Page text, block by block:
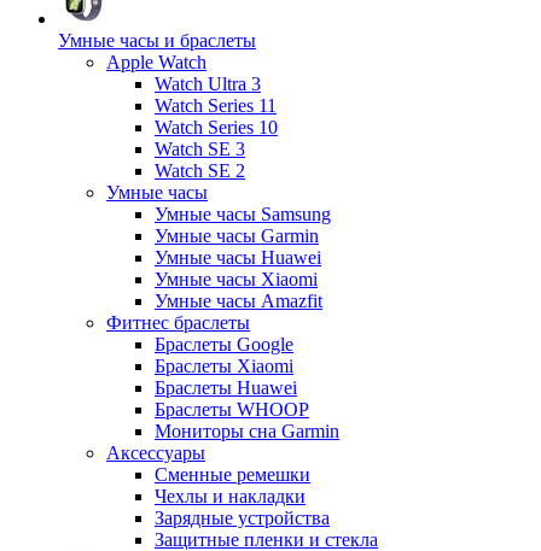
Умные часы и браслеты
Apple Watch
Watch Ultra 3
Watch Series 11
Watch Series 10
Watch SE 3
Watch SE 2
Умные часы
Умные часы Samsung
Умные часы Garmin
Умные часы Huawei
Умные часы Xiaomi
Умные часы Amazfit
Фитнес браслеты
Браслеты Google
Браслеты Xiaomi
Браслеты Huawei
Браслеты WHOOP
Мониторы сна Garmin
Аксессуары
Сменные ремешки
Чехлы и накладки
Зарядные устройства
Защитные пленки и стекла